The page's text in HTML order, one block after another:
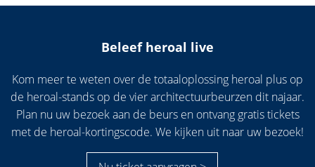
Beleef heroal live
Kom meer te weten over de totaaloplossing heroal plus op
de heroal-stands op de vier architectuurbeurzen dit najaar.
Plan nu uw bezoek aan de beurs en ontvang gratis tickets
met de heroal-kortingscode. We kijken uit naar uw bezoek!